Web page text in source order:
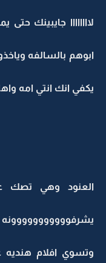
لاااااااا جايبينك
ابوهم بالسالفه
يكفي انك انتي امه
العنود وهي تصك
وتسوي افلام